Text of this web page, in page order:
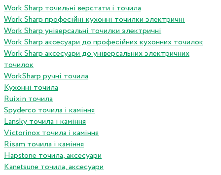
Work Sharp точильні верстати і точила
Work Sharp професiйнi кухоннi точилки электричнi
Work Sharp унiверсальнi точилки электричнi
Work Sharp аксесуари до професiйних кухонних точилок
Work Sharp аксесуари до унiверсальних электричних
точилок
WorkSharp ручні точила
Кухонні точила
Ruixin точила
Spyderco точила і каміння
Lansky точила і каміння
Victorinox точила і каміння
Risam точила і каміння
Hapstone точила, аксесуари
Kanetsune точила, аксесуари